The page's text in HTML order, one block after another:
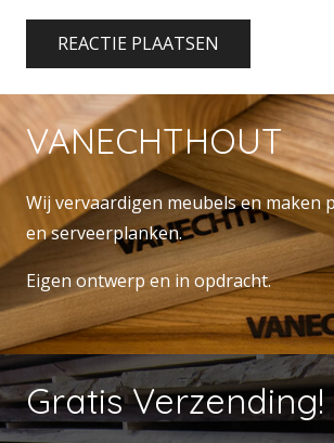
REACTIE PLAATSEN
VANECHTHOUT
Wij vervaardigen meubels en maken
en serveerplanken.
Eigen ontwerp en in opdracht.
Gratis Verzending!